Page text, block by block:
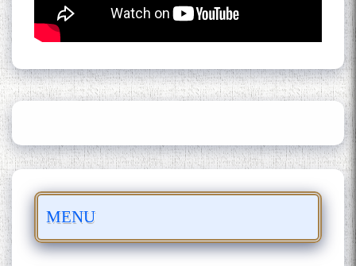
MENU
ШАРҲИ МУЛОҚОТ БО АҲЛИ
АЗ ҶОНИБИ ОЛИМОНИ
АКАДЕМИЯИ МИЛЛИИ
БО 4 000 000 СОМОНӢ
ПАЙКАРА ВА ОСОРХОНАИ
ШУД!